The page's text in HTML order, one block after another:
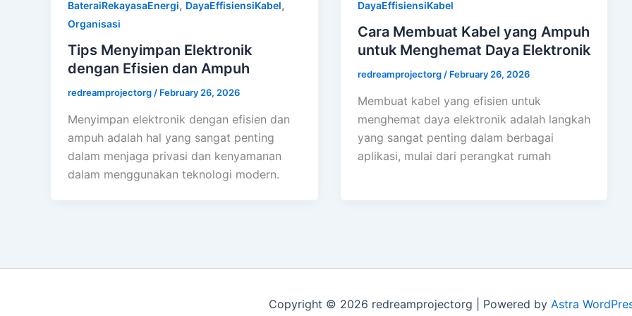
BateraiRekayasaEnergi, DayaEffisiensiKabel,
Organisasi
Tips Menyimpan Elektronik
dengan Efisien dan Ampuh
redreamprojectorg/ February 26, 2026
Menyimpan elektronik dengan efisien dan
ampuh adalah hal yang sangat penting
dalam menjaga privasi dan kenyamanan
dalam menggunakan teknologi modern.
DayaEffisiensiKabel
Cara Membuat Kabel yang Ampuh
untuk Menghemat Daya Elektronik
redreamprojectorg/ February 26, 2026
Membuat kabel yang efisien untuk
menghemat daya elektronik adalah langkah
yang sangat penting dalam berbagai
aplikasi, mulai dari perangkat rumah
Copyright © 2026 redreamprojectorg | Powered by Astra